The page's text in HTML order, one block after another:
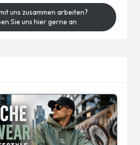
uns zusammen arbeiten?
Sie uns hier gerne an